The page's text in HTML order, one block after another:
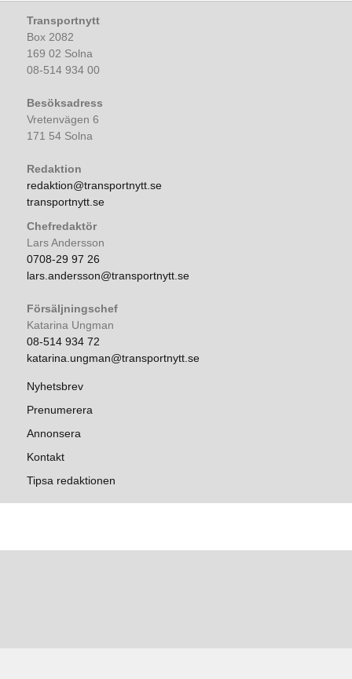
Transportnytt
Box 2082
169 02 Solna
08-514 934 00
Besöksadress
Vretenvägen 6
171 54 Solna
Redaktion
redaktion@transportnytt.se
transportnytt.se
Chefredaktör
Lars Andersson
0708-29 97 26
lars.andersson@transportnytt.se
Försäljningschef
Katarina Ungman
08-514 934 72
katarina.ungman@transportnytt.se
Nyhetsbrev
Prenumerera
Annonsera
Kontakt
Tipsa redaktionen